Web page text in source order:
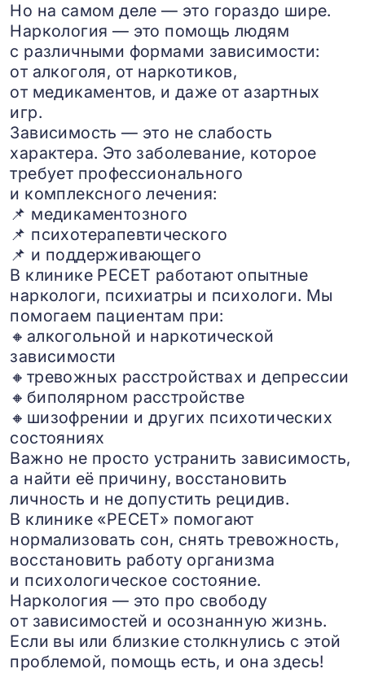
Но на самом деле — это гораздо шире.
Наркология — это помощь людям
с различными формами зависимости:
от алкоголя, от наркотиков,
от медикаментов, и даже от азартных
игр.
Зависимость — это не слабость
характера. Это заболевание, которое
требует профессионального
и комплексного лечения:
📌 медикаментозного
📌 психотерапевтического
📌 и поддерживающего
В клинике РЕСЕТ работают опытные
наркологи, психиатры и психологи. Мы
помогаем пациентам при:
🔸алкогольной и наркотической
зависимости
🔸тревожных расстройствах и депрессии
🔸биполярном расстройстве
🔸шизофрении и других психотических
состояниях
Важно не просто устранить зависимость,
а найти её причину, восстановить
личность и не допустить рецидив.
В клинике «РЕСЕТ» помогают
нормализовать сон, снять тревожность,
восстановить работу организма
и психологическое состояние.
Наркология — это про свободу
от зависимостей и осознанную жизнь.
Если вы или близкие столкнулись с этой
проблемой, помощь есть, и она здесь!